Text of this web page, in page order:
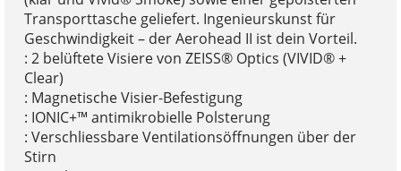
Transporttasche geliefert. Ingenieurskunst für
Geschwindigkeit – der Aerohead II ist dein Vorteil.
: 2 belüftete Visiere von ZEISS® Optics (VIVID® +
Clear)
: Magnetische Visier-Befestigung
: IONIC+™ antimikrobielle Polsterung
: Verschliessbare Ventilationsöffnungen über der
Stirn